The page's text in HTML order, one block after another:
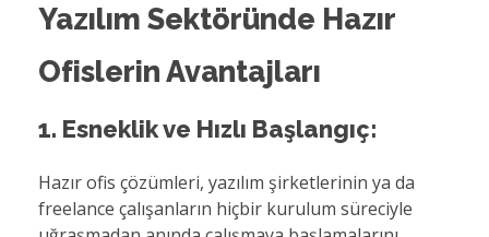
Yazılım Sektöründe Hazır
Ofislerin Avantajları
1. Esneklik ve Hızlı Başlangıç:
Hazır ofis çözümleri, yazılım şirketlerinin ya da
freelance çalışanların hiçbir kurulum süreciyle